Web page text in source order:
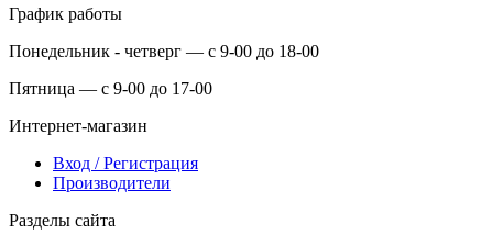
График работы
Понедельник - четверг — с 9-00 до 18-00
Пятница — с 9-00 до 17-00
Интернет-магазин
Вход / Регистрация
Производители
Разделы сайта